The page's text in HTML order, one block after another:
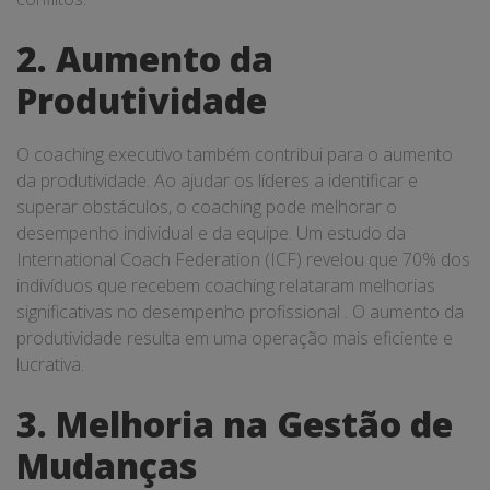
2. Aumento da
Produtividade
O coaching executivo também contribui para o aumento
da produtividade. Ao ajudar os líderes a identificar e
superar obstáculos, o coaching pode melhorar o
desempenho individual e da equipe. Um estudo da
International Coach Federation (ICF) revelou que 70% dos
indivíduos que recebem coaching relataram melhorias
significativas no desempenho profissional . O aumento da
produtividade resulta em uma operação mais eficiente e
lucrativa.
3. Melhoria na Gestão de
Mudanças